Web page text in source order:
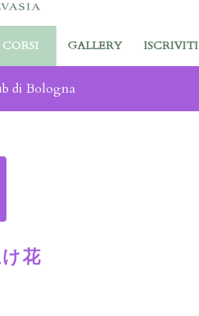
GALLERY ISCRIVITI
di Bologna
花